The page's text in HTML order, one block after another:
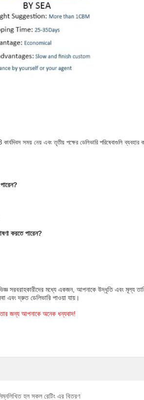
সময় নেয় এবং তৃতীয় পক্ষের ডেলিভারি পরিষেবাগুলি ব্যবহার
করতে পারেন?
মধ্যে একজন, আপনাকে উদ্ধৃতি এবং মূল্য
এবং দ্রুত ডেলিভারি পাওয়া যায়।
জন্য আপনাকে অনেক ধন্যবাদ!
হল সকল রেটিং এর বিতরণ